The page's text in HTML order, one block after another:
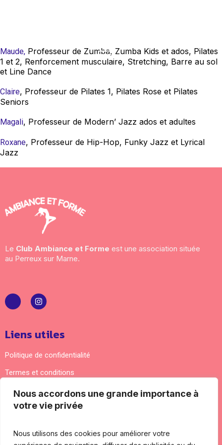
Nous accordons une grande importance à
votre vie privée
Nous utilisons des cookies pour améliorer votre
Maude, Professeur de Zumba, Zumba Kids et ados, Pilates
1 et 2, Renforcement musculaire, Stretching, Barre au sol
et Line Dance
Claire, Professeur de Pilates 1, Pilates Rose et Pilates
Seniors
Magali, Professeur de Modern’ Jazz ados et adultes
Roxane, Professeur de Hip-Hop, Funky Jazz et Lyrical
Jazz
Le Club Ambiance et Forme est une association située
au Perreux sur Marne.
Liens utiles
Politique de confidentialité
Termes et conditions
Nous contacter
Perreux-sur-Marne